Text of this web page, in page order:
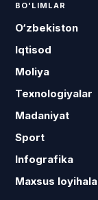
BO'LIMLAR
O‘zbekiston
Iqtisod
Moliya
Texnologiyalar
Madaniyat
Sport
Infografika
Maxsus